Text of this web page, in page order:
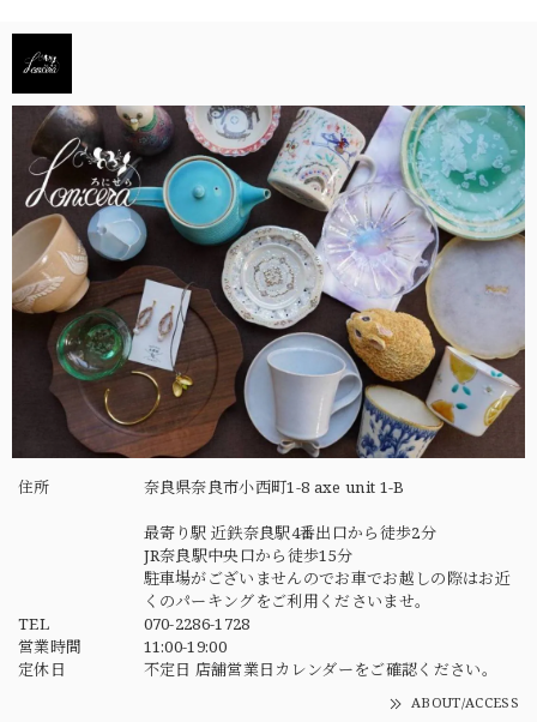
住所 奈良県奈良市小西町1-8 axe unit 1-B
最寄り駅 近鉄奈良駅4番出口から徒歩2分
JR奈良駅中央口から徒歩15分
駐車場がございませんのでお車でお越しの際はお近
くのパーキングをご利用くださいませ。
TEL
070-2286-1728
営業時間
11:00-19:00
定休日
不定日 店舗営業日カレンダーをご確認ください。
ABOUT/ACCESS